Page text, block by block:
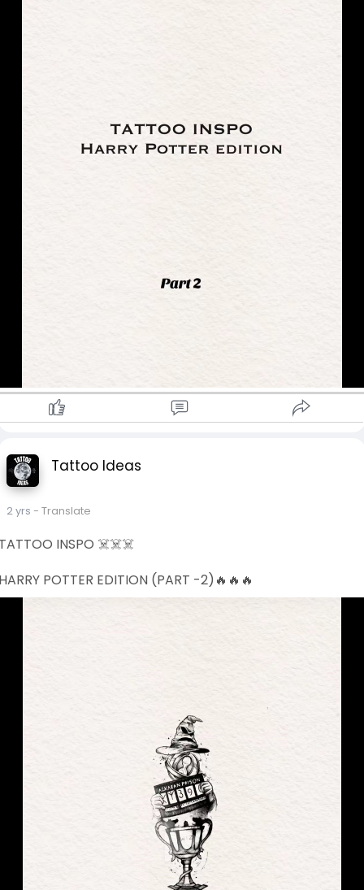
Tattoo Ideas
2 yrs - Translate
INSPO ☠️☠️☠️
POTTER EDITION (PART -2)🔥🔥🔥